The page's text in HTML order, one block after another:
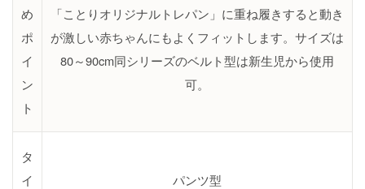
め
ポ
イ
ン
ト
「ことりオリジナルトレパン」に重ね履きすると動き
が激しい赤ちゃんにもよくフィットします。サイズは
80～90cm同シリーズのベルト型は新生児から使用
可。
タ
イ
パンツ型